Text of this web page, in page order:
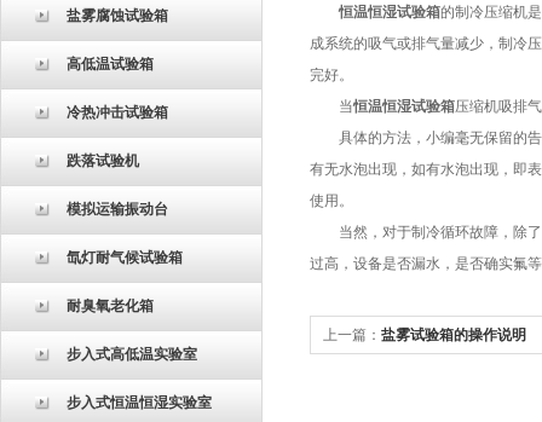
盐雾腐蚀试验箱
高低温试验箱
冷热冲击试验箱
跌落试验机
模拟运输振动台
氙灯耐气候试验箱
耐臭氧老化箱
步入式高低温实验室
步入式恒温恒湿实验室
恒温恒湿试验箱的制冷压缩机
成系统的吸气或排气量减少，制冷
完好。
当恒温恒湿试验箱压缩机吸排
具体的方法，小编毫无保留的告
有无水泡出现，如有水泡出现，即
使用。
当然，对于制冷循环故障，除了
过高，设备是否漏水，是否确实氟
上一篇： 盐雾试验箱的操作说明